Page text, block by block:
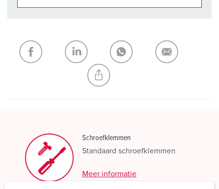
Mijn lijst TOEVOEGEN
NIEUW LIJST MAKEN
Schroefklemmen
Standaard schroefklemmen
Meer informatie